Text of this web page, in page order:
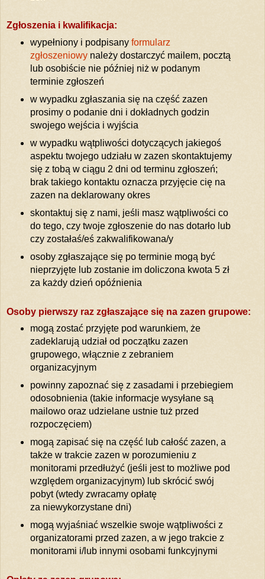
Zgłoszenia i kwalifikacja:
wypełniony i podpisany formularz
zgłoszeniowynależy dostarczyć mailem, pocztą
lub osobiście nie później niż w podanym
terminie zgłoszeń
w wypadku zgłaszania się na część zazen
prosimy o podanie dni i dokładnych godzin
swojego wejścia i wyjścia
w wypadku wątpliwości dotyczących jakiegoś
aspektu twojego udziału w zazen skontaktujemy
się z tobą w ciągu 2 dni od terminu zgłoszeń;
brak takiego kontaktu oznacza przyjęcie cię na
zazen na deklarowany okres
skontaktuj się z nami, jeśli masz wątpliwości co
do tego, czy twoje zgłoszenie do nas dotarło lub
czy zostałaś/eś zakwalifikowana/y
osoby zgłaszające się po terminie mogą być
nieprzyjęte lub zostanie im doliczona kwota 5 zł
za każdy dzień opóźnienia
Osoby pierwszy raz zgłaszające się na zazen grupowe:
mogą zostać przyjęte pod warunkiem, że
zadeklarują udział od początku zazen
grupowego, włącznie z zebraniem
organizacyjnym
powinny zapoznać się z zasadami i przebiegiem
odosobnienia (takie informacje wysyłane są
mailowo oraz udzielane ustnie tuż przed
rozpoczęciem)
mogą zapisać się na część lub całość zazen, a
także w trakcie zazen w porozumieniu z
monitorami przedłużyć (jeśli jest to możliwe pod
względem organizacyjnym) lub skrócić swój
pobyt (wtedy zwracamy opłatę
za niewykorzystane dni)
mogą wyjaśniać wszelkie swoje wątpliwości z
organizatorami przed zazen, a w jego trakcie z
monitorami i/lub innymi osobami funkcyjnymi